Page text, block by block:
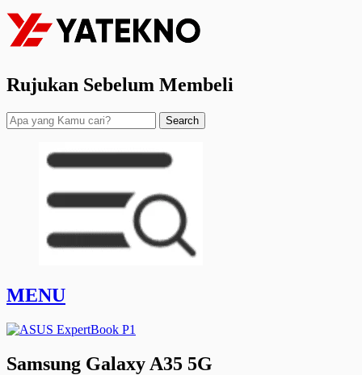
Rujukan Sebelum Membeli
Search
MENU
Samsung Galaxy A35 5G